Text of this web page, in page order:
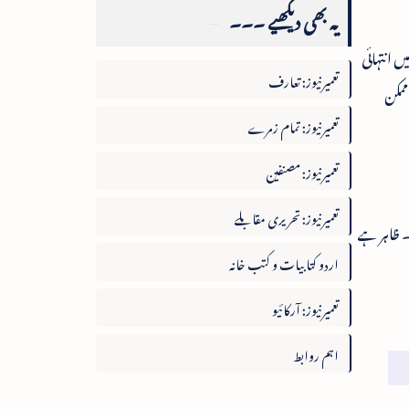
ظاہر ہے
یہ بھی دیکھیے ۔۔۔
تعمیرنیوز: تعارف
تعمیرنیوز: تمام زمرے
تعمیرنیوز: مصنفین
تعمیرنیوز: تحریری مقابلے
اردو کتابیات و کتب خانہ
تعمیرنیوز: آرکائیو
اہم روابط